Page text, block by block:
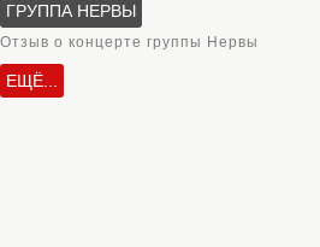
ГРУППА НЕРВЫ
Отзыв о концерте группы Нервы
ЕЩЁ...